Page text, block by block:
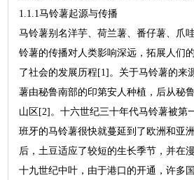
1.1.1马铃薯起源与传播
马铃薯别名洋芋、荷兰薯、番仔薯、爪
铃薯的传播对人类影响深远，拓展人们
了社会的发展历程[1]。关于马铃薯的来
薯由秘鲁南部的印第安人种植，后从秘
山区[2]。十六世纪三十年代马铃薯被第
班牙的马铃薯很快就蔓延到了欧洲和亚
后，土豆适应了较短的生长季节，并在
十九世纪中叶，由于港口的开通，许多